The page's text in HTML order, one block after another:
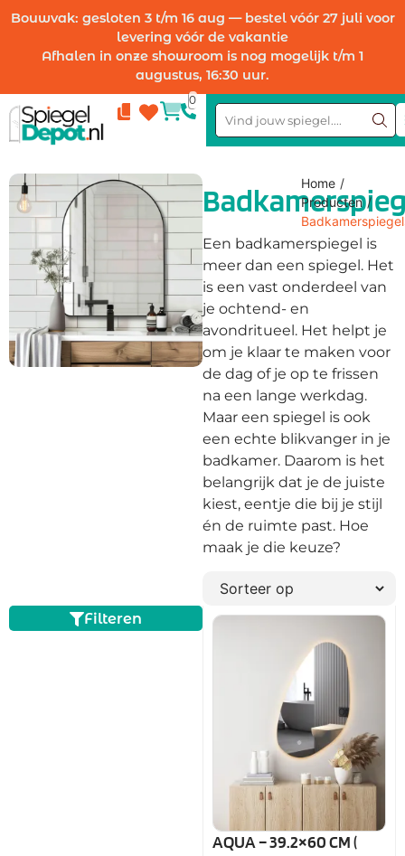
Bouwvak: gesloten 3 t/m 16 aug — bestel vóór 27 juli voor
levering vóór de vakantie
Afhalen in onze showroom is nog mogelijk t/m 1
augustus, 16:30 uur.
Compare
Wishlist
0
Home /
Producten /
Een badkamerspiegel is
meer dan een spiegel. Het
is een vast onderdeel van
je ochtend- en
avondritueel. Het helpt je
om je klaar te maken voor
de dag of je op te frissen
na een lange werkdag.
Maar een spiegel is ook
een echte blikvanger in je
badkamer. Daarom is het
belangrijk dat je de juiste
kiest, eentje die bij je stijl
én de ruimte past. Hoe
maak je die keuze?
Filteren
AQUA – 39.2×60 CM (